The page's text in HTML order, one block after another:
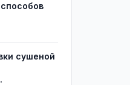
сушеной